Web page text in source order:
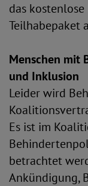
das
Teilhabepaket
Menschen mit
und Inklusion
Leider wird
Es ist im
betrachtet
Ankündigung,